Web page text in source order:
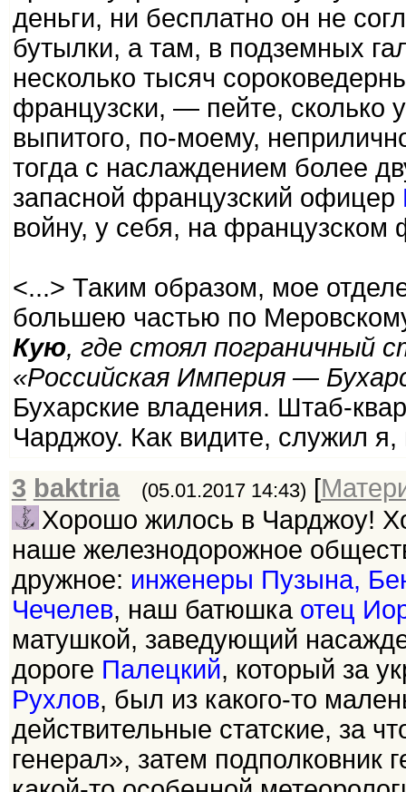
деньги, ни бесплатно он не
бутылки, а там, в подземных
несколько тысяч
французски, — пейте, сколько
выпитого, по-моему,
тогда с наслаждением более
запасной французский офицер
войну, у себя, на французском
<...> Таким образом, мое
большею частью по
Кую, где стоял пограничный
«Российская Империя —
Бухарские владения. Штаб-
Чарджоу. Как видите, служил
3 baktria (05.01.2017 14:43) [
Хорошо жилось в Чарджоу!
наше железнодорожное
дружное: инженеры Пузына,
Чечелев, наш батюшка отец
матушкой, заведующий
дороге Палецкий, который за
Рухлов, был из какого-то
действительные статские, за
генерал», затем подполковник